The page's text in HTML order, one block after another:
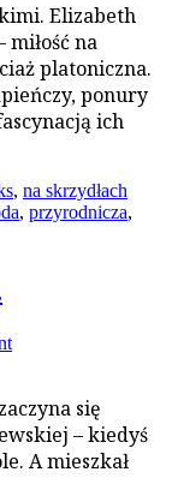
Elizabeth
na
platoniczna.
ponury
ich
, na skrzydłach
, przyrodnicza,
się
– kiedyś
A mieszkał